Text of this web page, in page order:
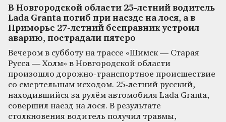
В Новгородской области 25-летний водитель
Lada Granta погиб при наезде на лося, а в
Приморье 27-летний бесправник устроил
аварию, пострадали пятеро
Вечером в субботу на трассе «Шимск — Старая
Русса — Холм» в Новгородской области
произошло дорожно-транспортное происшествие
со смертельным исходом. 25-летний русский,
находившийся за рулём автомобиля Lada Granta,
совершил наезд на лося. В результате
столкновения водитель получил травмы,